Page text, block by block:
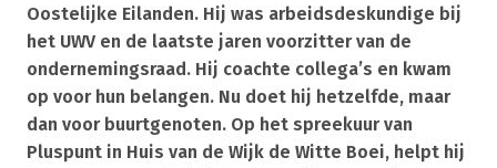
Oostelijke Eilanden. Hij was arbeidsdeskundige bij
het UWV en de laatste jaren voorzitter van de
ondernemingsraad. Hij coachte collega’s en kwam
op voor hun belangen. Nu doet hij hetzelfde, maar
dan voor buurtgenoten. Op het spreekuur van
Pluspunt in Huis van de Wijk de Witte Boei, helpt hij